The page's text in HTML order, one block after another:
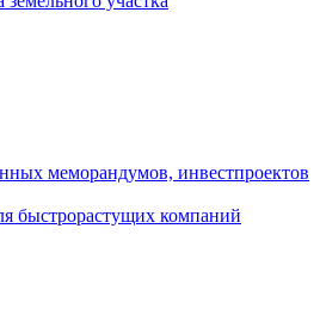
меморандумов, инвестпроектов
быстрорастущих компаний